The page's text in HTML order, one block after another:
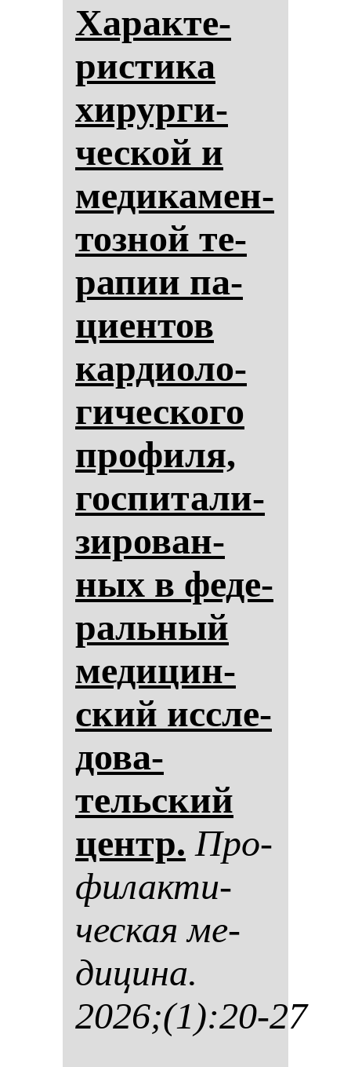
Ха­рак­те­
рис­ти­ка
хи­рур­ги­
чес­кой и
ме­ди­ка­мен­
тоз­ной те­
ра­пии па­
ци­ен­тов
кар­ди­оло­
ги­чес­ко­го
про­фи­ля,
гос­пи­та­ли­
зи­ро­ван­
ных в фе­де­
раль­ный
ме­ди­цин­
ский ис­сле­
до­ва­
тельский
центр. Про­
фи­лак­ти­
чес­кая ме­
ди­ци­на.
2026;(1):20-27